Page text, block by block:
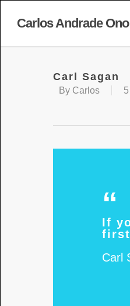
Carlos Andrade Ono
Carl Sagan
By Carlos
If
first
Carl